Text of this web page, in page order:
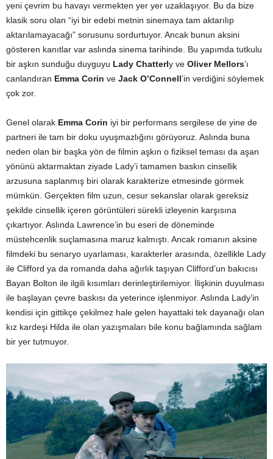
yeni çevrim bu havayı vermekten yer yer uzaklaşıyor. Bu da bize
klasik soru olan “iyi bir edebi metnin sinemaya tam aktarılıp
aktarılamayacağı” sorusunu sordurtuyor. Ancak bunun aksini
gösteren kanıtlar var aslında sinema tarihinde. Bu yapımda tutkulu
bir aşkın sunduğu duyguyu Lady Chatterly ve Oliver Mellors’ı
canlandıran Emma Corin ve Jack O’Connell’in verdiğini söylemek
çok zor.
Genel olarak Emma Corin iyi bir performans sergilese de yine de
partneri ile tam bir doku uyuşmazlığını görüyoruz. Aslında buna
neden olan bir başka yön de filmin aşkın o fiziksel teması da aşan
yönünü aktarmaktan ziyade Lady’i tamamen baskın cinsellik
arzusuna saplanmış biri olarak karakterize etmesinde görmek
mümkün. Gerçekten film uzun, cesur sekanslar olarak gereksiz
şekilde cinsellik içeren görüntüleri sürekli izleyenin karşısına
çıkartıyor. Aslında Lawrence’in bu eseri de döneminde
müstehcenlik suçlamasına maruz kalmıştı. Ancak romanın aksine
filmdeki bu senaryo uyarlaması, karakterler arasında, özellikle Lady
ile Clifford ya da romanda daha ağırlık taşıyan Clifford’un bakıcısı
Bayan Bolton ile ilgili kısımları derinleştirilemiyor. İlişkinin duyulması
ile başlayan çevre baskısı da yeterince işlenmiyor. Aslında Lady’in
kendisi için gittikçe çekilmez hale gelen hayattaki tek dayanağı olan
kız kardeşi Hilda ile olan yazışmaları bile konu bağlamında sağlam
bir yer tutmuyor.